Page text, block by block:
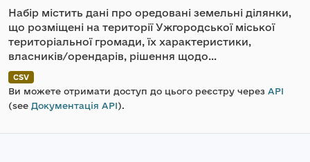
Набір містить дані про оредовані земельні ділянки,
що розміщені на території Ужгородської міської
територіальної громади, їх характеристики,
власників/орендарів, рішення щодо...
CSV
Ви можете отримати доступ до цього реєстру через API
(see Документація API).